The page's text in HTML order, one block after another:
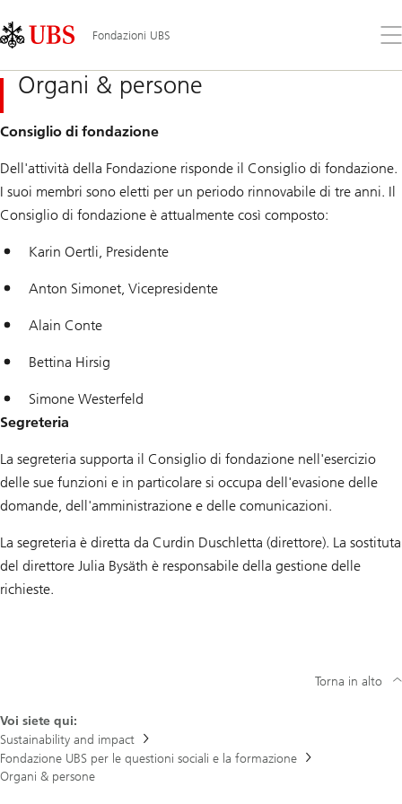
Links
Area
Fondazioni UBS
il
Organi & persone
Consiglio di fondazione
Dell'attività della Fondazione risponde il Consiglio di fondazione.
I suoi membri sono eletti per un periodo rinnovabile di tre anni. Il
Consiglio di fondazione è attualmente così composto:
Karin Oertli, Presidente
Anton Simonet, Vicepresidente
Alain Conte
Bettina Hirsig
Simone Westerfeld
Segreteria
La segreteria supporta il Consiglio di fondazione nell'esercizio
delle sue funzioni e in particolare si occupa dell'evasione delle
domande, dell'amministrazione e delle comunicazioni.
La segreteria è diretta da Curdin Duschletta (direttore). La sostituta
del direttore Julia Bysäth è responsabile della gestione delle
richieste.
Voi siete qui:
Sustainability and impact
Fondazione UBS per le questioni sociali e la formazione
Organi & persone
Torna in alto